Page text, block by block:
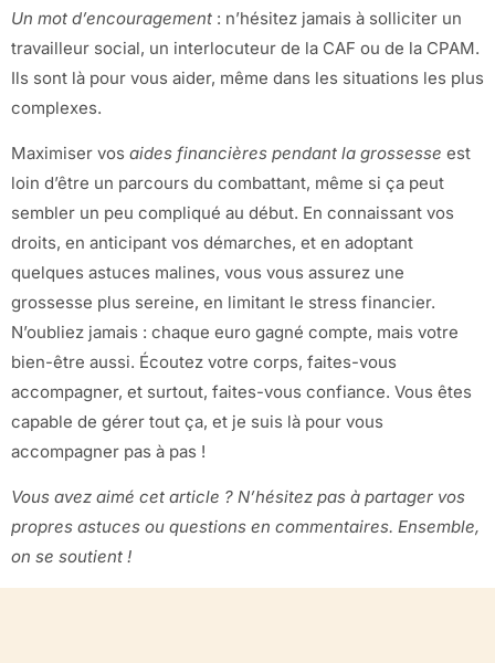
Un mot d’encouragement : n’hésitez jamais à solliciter un
travailleur social, un interlocuteur de la CAF ou de la CPAM.
Ils sont là pour vous aider, même dans les situations les plus
complexes.
Maximiser vos aides financières pendant la grossesse est
loin d’être un parcours du combattant, même si ça peut
sembler un peu compliqué au début. En connaissant vos
droits, en anticipant vos démarches, et en adoptant
quelques astuces malines, vous vous assurez une
grossesse plus sereine, en limitant le stress financier.
N’oubliez jamais : chaque euro gagné compte, mais votre
bien-être aussi. Écoutez votre corps, faites-vous
accompagner, et surtout, faites-vous confiance. Vous êtes
capable de gérer tout ça, et je suis là pour vous
accompagner pas à pas !
Vous avez aimé cet article ? N’hésitez pas à partager vos
propres astuces ou questions en commentaires. Ensemble,
on se soutient !